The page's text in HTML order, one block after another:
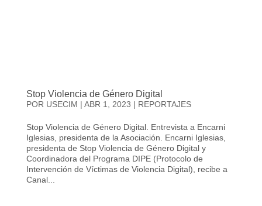
Stop Violencia de Género Digital
POR USECIM | ABR 1, 2023 | REPORTAJES
Stop Violencia de Género Digital. Entrevista a Encarni
Iglesias, presidenta de la Asociación. Encarni Iglesias,
presidenta de Stop Violencia de Género Digital y
Coordinadora del Programa DIPE (Protocolo de
Intervención de Víctimas de Violencia Digital), recibe a
Canal...